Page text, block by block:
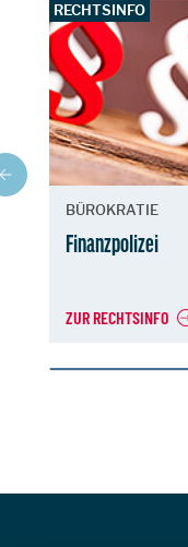
RECHTSINFO
BÜROKRATIE
Finanzpolizei
ZUR RECHTSINFO